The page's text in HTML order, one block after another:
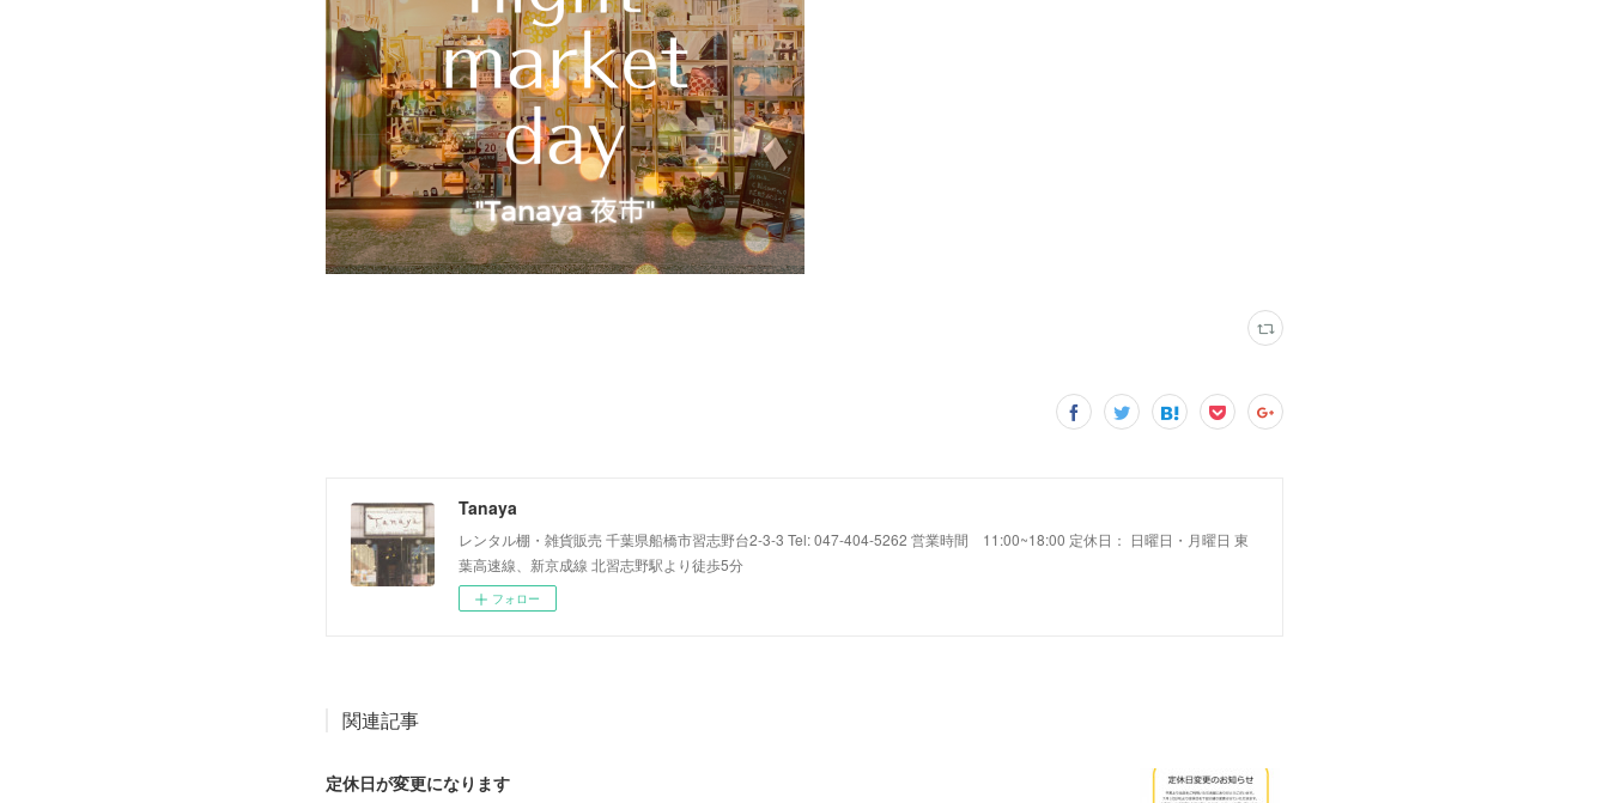
Tanaya
レンタル棚・雑貨販売 千葉県船橋市習志野台2-3-3 Tel: 047-404-5262 営業時間 11:00~18:00 定休日： 日曜日・月曜日 東
葉高速線、新京成線 北習志野駅より徒歩5分
フォロー
関連記事
定休日が変更になります